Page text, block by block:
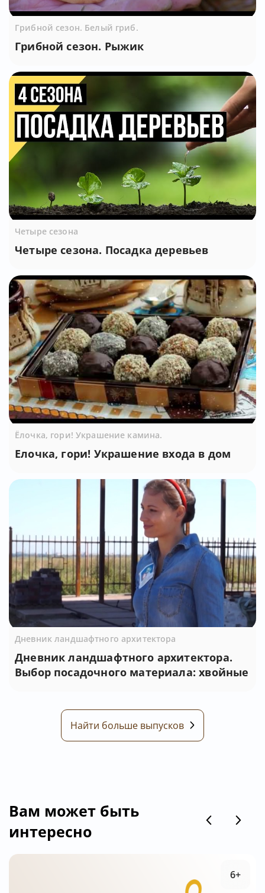
Грибной сезон. Белый гриб.
Грибной сезон. Рыжик
Четыре сезона
Четыре сезона. Посадка деревьев
Ёлочка, гори! Украшение камина.
Елочка, гори! Украшение входа в дом
Дневник ландшафтного архитектора
Дневник ландшафтного архитектора.
Выбор посадочного материала: хвойные
Найти больше выпусков
Вам может быть
интересно
6+